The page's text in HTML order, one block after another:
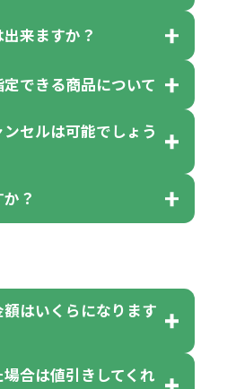
能数が100個の場合
でしたら、何個でも
混ぜ」のラベルがつい
、色指定不可となって
ど名入れ印刷をされる
来ますか？
商品もございますが商
色・柄 取り混ぜ」のラ
像に「〇色取混ぜ」な
ずつ入って参ります。
い場合は数個単位で前
ございます）
できる商品について
色」のラベルが付いて
」を300個注文した場
セルは可能でしょう
のキャンセルは、制作
。
、十分にご確認・ご検
？
さい。
場合は承っております
は不良品（破損、故
はいくらになります
合は値引きしてくれ